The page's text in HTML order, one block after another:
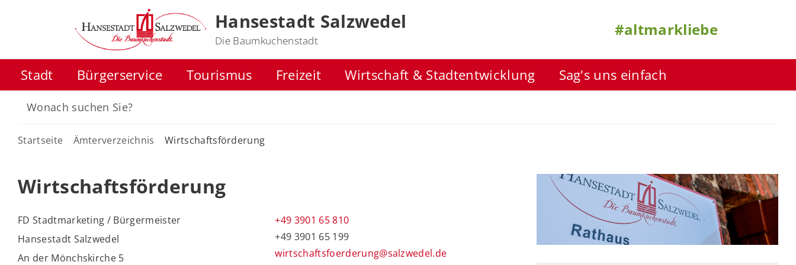
Hansestadt Salzwedel
Die Baumkuchenstadt
#altmarkliebe
Stadt Bürgerservice Tourismus Freizeit Wirtschaft & Stadtentwicklung Sag's uns einfach
Startseite Ämterverzeichnis Wirtschaftsförderung
Wirtschaftsförderung
FD Stadtmarketing / Bürgermeister
Hansestadt Salzwedel
An der Mönchskirche 5
+49 3901 65 810
+49 3901 65 199
wirtschaftsfoerderung@salzwedel.de